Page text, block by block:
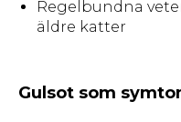
Regelbundna
äldre katter
Gulsot som